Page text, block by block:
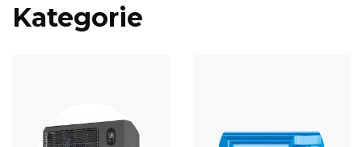
Kategorie